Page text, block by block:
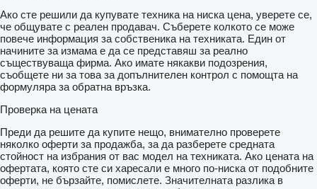
Ако сте решили да купувате техника на ниска цена, уверете се,
че общувате с реален продавач. Съберете колкото се може
повече информация за собственика на техниката. Един от
начините за измама е да се представяш за реално
съществуваща фирма. Ако имате някакви подозрения,
съобщете ни за това за допълнителен контрол с помощта на
формуляра за обратна връзка.
Проверка на цената
Преди да решите да купите нещо, внимателно проверете
няколко оферти за продажба, за да разберете средната
стойност на избрания от вас модел на техниката. Ако цената на
офертата, която сте си харесали е много по-ниска от подобните
оферти, не бързайте, помислете. Значителната разлика в